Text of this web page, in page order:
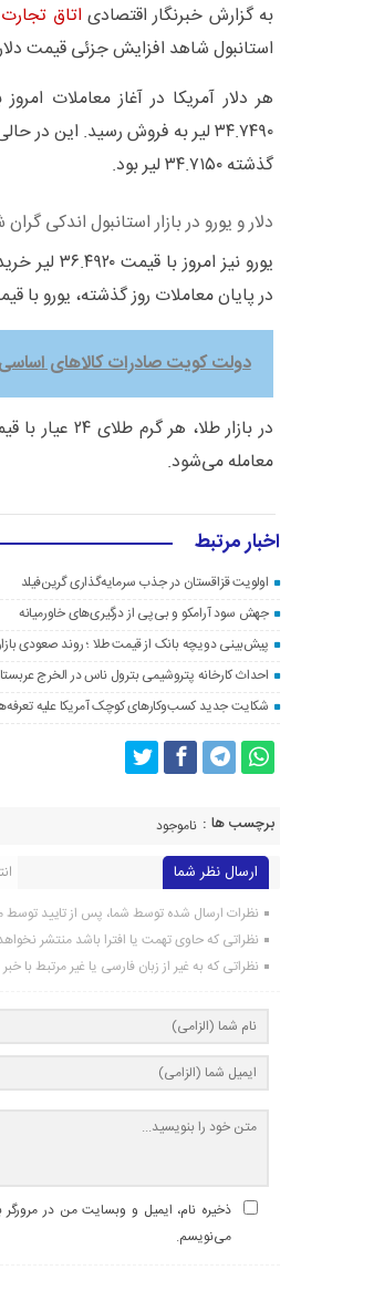
به گزارش خبرنگار اقتصادی اتاق تجارت
استانبول شاهد افزایش جزئی قیمت
۳۴.۷۴۹۰ لیر به فروش رسید. این
گذشته ۳۴.۷۱۵۰ لیر بود.
دلار و یورو در بازار استانبول اندکی
در پایان معاملات روز گذشته، یورو با قیمت ۳۶.۵۲۶۰ لیر معامله
دولت کویت صادرات کالاهای
معامله می‌شود.
اخبار مرتبط
اولویت قزاقستان در جذب سرمایه‌گذاری گرین‌فیلد
جهش سود آرامکو و بی‌پی از درگیری‌های خاورمیانه
پیش‌بینی دویچه‌ بانک از قیمت طلا ؛ روند صعودی بازار
احداث کارخانه پتروشیمی بترول ناس در الخرج
شکایت جدید کسب‌وکارهای کوچک آمریکا علیه
برچسب ها : ناموجود
ارسال نظر شما
نظرات ارسال شده توسط شما، پس از تایید
نظراتی که حاوی تهمت یا افترا باشد منتشر
نظراتی که به غیر از زبان فارسی یا غیر مرتبط با
ذخیره نام، ایمیل و وبسایت من در مرورگر
می‌نویسم.